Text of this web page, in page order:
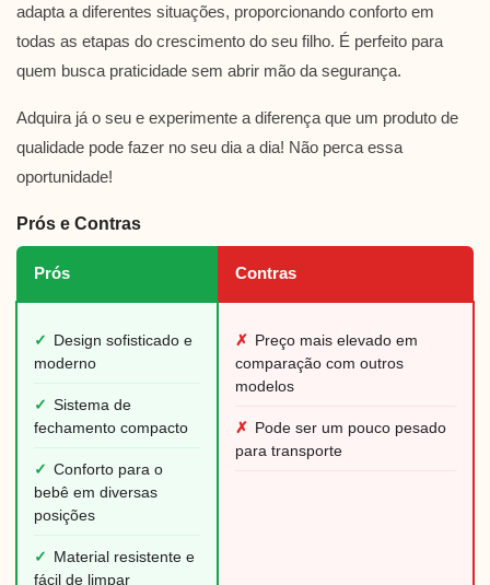
adapta a diferentes situações, proporcionando conforto em
todas as etapas do crescimento do seu filho. É perfeito para
quem busca praticidade sem abrir mão da segurança.
Adquira já o seu e experimente a diferença que um produto de
qualidade pode fazer no seu dia a dia! Não perca essa
oportunidade!
Prós e Contras
Prós Contras
✓
Design sofisticado e
moderno
✓ Sistema de
fechamento compacto
✓ Conforto para o
bebê em diversas
posições
✓
Material resistente e
fácil de limpar
✗ Preço mais elevado em
comparação com outros
modelos
✗ Pode ser um pouco pesado
para transporte